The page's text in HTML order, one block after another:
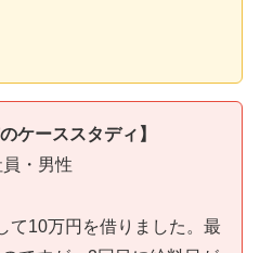
ケーススタディ】
・男性
て10万円を借りました。最